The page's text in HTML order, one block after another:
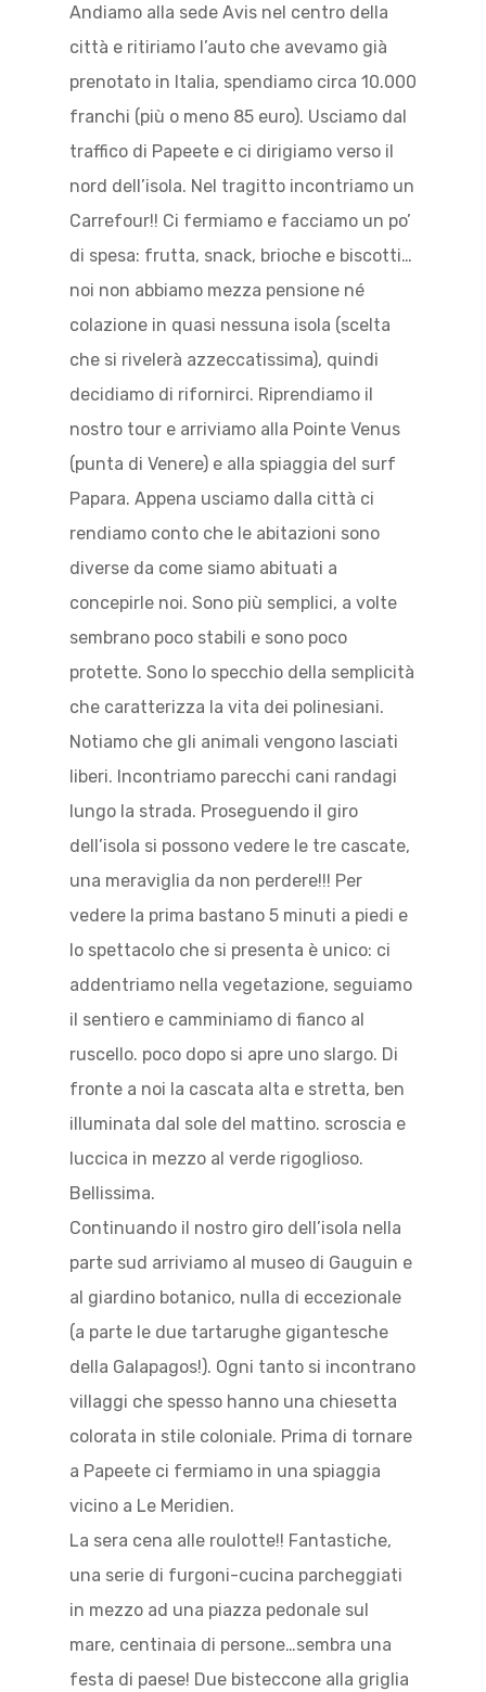
Andiamo alla sede Avis nel centro della
città e ritiriamo l’auto che avevamo già
prenotato in Italia, spendiamo circa 10.000
franchi (più o meno 85 euro). Usciamo dal
traffico di Papeete e ci dirigiamo verso il
nord dell’isola. Nel tragitto incontriamo un
Carrefour!! Ci fermiamo e facciamo un po’
di spesa: frutta, snack, brioche e biscotti…
noi non abbiamo mezza pensione né
colazione in quasi nessuna isola (scelta
che si rivelerà azzeccatissima), quindi
decidiamo di rifornirci. Riprendiamo il
nostro tour e arriviamo alla Pointe Venus
(punta di Venere) e alla spiaggia del surf
Papara. Appena usciamo dalla città ci
rendiamo conto che le abitazioni sono
diverse da come siamo abituati a
concepirle noi. Sono più semplici, a volte
sembrano poco stabili e sono poco
protette. Sono lo specchio della semplicità
che caratterizza la vita dei polinesiani.
Notiamo che gli animali vengono lasciati
liberi. Incontriamo parecchi cani randagi
lungo la strada. Proseguendo il giro
dell’isola si possono vedere le tre cascate,
una meraviglia da non perdere!!! Per
vedere la prima bastano 5 minuti a piedi e
lo spettacolo che si presenta è unico: ci
addentriamo nella vegetazione, seguiamo
il sentiero e camminiamo di fianco al
ruscello. poco dopo si apre uno slargo. Di
fronte a noi la cascata alta e stretta, ben
illuminata dal sole del mattino. scroscia e
luccica in mezzo al verde rigoglioso.
Bellissima.
Continuando il nostro giro dell’isola nella
parte sud arriviamo al museo di Gauguin e
al giardino botanico, nulla di eccezionale
(a parte le due tartarughe gigantesche
della Galapagos!). Ogni tanto si incontrano
villaggi che spesso hanno una chiesetta
colorata in stile coloniale. Prima di tornare
a Papeete ci fermiamo in una spiaggia
vicino a Le Meridien.
La sera cena alle roulotte!! Fantastiche,
una serie di furgoni-cucina parcheggiati
in mezzo ad una piazza pedonale sul
mare, centinaia di persone…sembra una
festa di paese! Due bisteccone alla griglia